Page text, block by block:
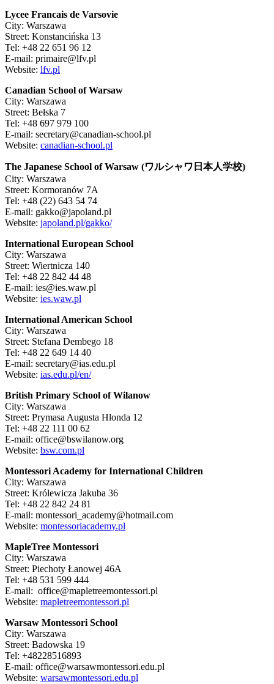
Lycee Francais de Varsovie
City: Warszawa
Street: Konstancińska 13
Tel: +48 22 651 96 12
E-mail: primaire@lfv.pl
Website: lfv.pl
Canadian School of Warsaw
City: Warszawa
Street: Bełska 7
Tel: +48 697 979 100
E-mail: secretary@canadian-school.pl
Website: canadian-school.pl
The Japanese School of Warsaw (ワルシャワ日本人学校)
City: Warszawa
Street: Kormoranów 7A
Tel: +48 (22) 643 54 74
E-mail: gakko@japoland.pl
Website: japoland.pl/gakko/
International European School
City: Warszawa
Street: Wiertnicza 140
Tel: +48 22 842 44 48
E-mail: ies@ies.waw.pl
Website: ies.waw.pl
International American School
City: Warszawa
Street: Stefana Dembego 18
Tel: +48 22 649 14 40
E-mail: secretary@ias.edu.pl
Website: ias.edu.pl/en/
British Primary School of Wilanow
City: Warszawa
Street: Prymasa Augusta Hlonda 12
Tel: +48 22 111 00 62
E-mail: office@bswilanow.org
Website: bsw.com.pl
Montessori Academy for International Children
City: Warszawa
Street: Królewicza Jakuba 36
Tel: +48 22 842 24 81
E-mail: montessori_academy@hotmail.com
Website: montessoriacademy.pl
MapleTree Montessori
City: Warszawa
Street: Piechoty Łanowej 46A
Tel: +48 531 599 444
E-mail: office@mapletreemontessori.pl
Website: mapletreemontessori.pl
Warsaw Montessori School
City: Warszawa
Street: Badowska 19
Tel: +48228516893
E-mail: office@warsawmontessori.edu.pl
Website: warsawmontessori.edu.pl